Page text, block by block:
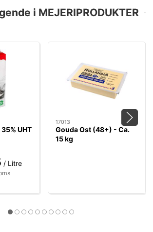
i MEJERIPRODUKTER
UHT
/ Litre
17013
Gouda Ost (48+) - Ca.
15 kg